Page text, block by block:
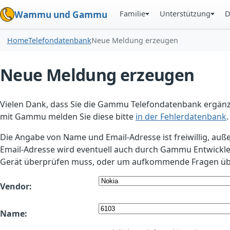
Wammu und Gammu Familie Unterstützung
HomeTelefondatenbankNeue Meldung erzeugen
Neue Meldung erzeugen
Vielen Dank, dass Sie die Gammu Telefondatenbank
mit Gammu melden Sie diese bitte in der Fehlerdatenbank.
Die Angabe von Name und Email-Adresse ist freiwillig,
Email-Adresse wird eventuell auch durch Gammu
Gerät überprüfen muss, oder um aufkommende Fragen
Vendor:
Name: